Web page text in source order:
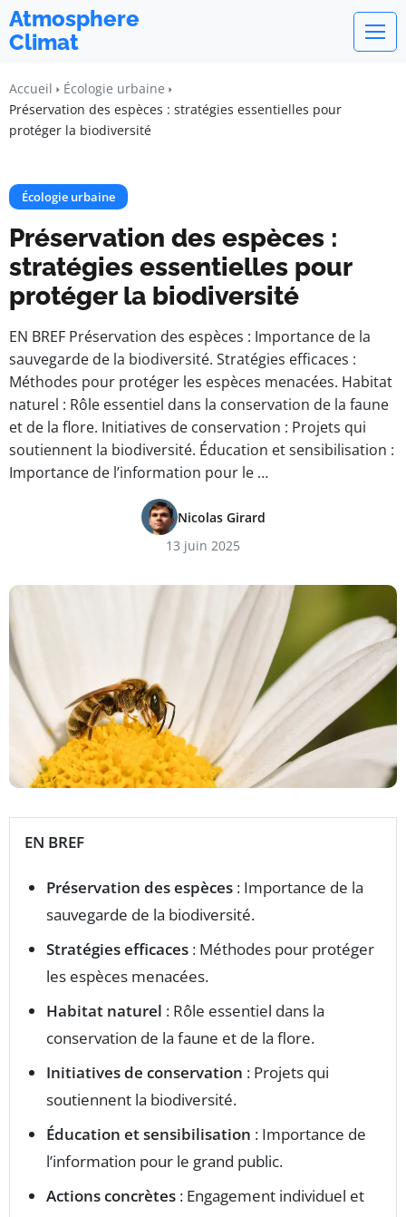
Atmosphere
Climat
Accueil
Écologie urbaine
Préservation des espèces : stratégies essentielles pour
protéger la biodiversité
Écologie urbaine
Préservation des espèces :
stratégies essentielles pour
protéger la biodiversité
EN BREF Préservation des espèces : Importance de la
sauvegarde de la biodiversité. Stratégies efficaces :
Méthodes pour protéger les espèces menacées. Habitat
naturel : Rôle essentiel dans la conservation de la faune
et de la flore. Initiatives de conservation : Projets qui
soutiennent la biodiversité. Éducation et sensibilisation :
Importance de l’information pour le …
Nicolas Girard
13 juin 2025
EN BREF
Préservation des espèces : Importance de la
sauvegarde de la biodiversité.
Stratégies efficaces : Méthodes pour protéger
les espèces menacées.
Habitat naturel : Rôle essentiel dans la
conservation de la faune et de la flore.
Initiatives de conservation : Projets qui
soutiennent la biodiversité.
Éducation et sensibilisation : Importance de
l’information pour le grand public.
Actions concrètes : Engagement individuel et